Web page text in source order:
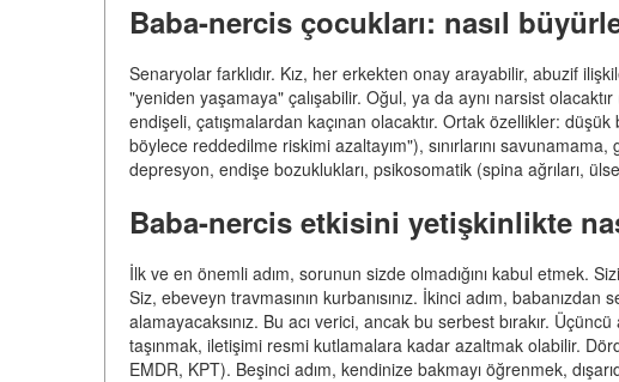
Baba-nercis çocukları: nasıl
Senaryolar farklıdır. Kız, her erkekten onay arayabilir, abuzif
"yeniden yaşamaya" çalışabilir. Oğul, ya da aynı narsist
endişeli, çatışmalardan kaçınan olacaktır. Ortak özellikler: düşük
böylece reddedilme riskimi azaltayım"), sınırlarını
depresyon, endişe bozuklukları, psikosomatik (spina ağrıları,
Baba-nercis etkisini yetişkinlikte
İlk ve en önemli adım, sorunun sizde olmadığını kabul etmek.
Siz, ebeveyn travmasının kurbanısınız. İkinci adım,
alamayacaksınız. Bu acı verici, ancak bu serbest bırakır.
taşınmak, iletişimi resmi kutlamalara kadar azaltmak olabilir.
EMDR, KPT). Beşinci adım, kendinize bakmayı öğrenmek,